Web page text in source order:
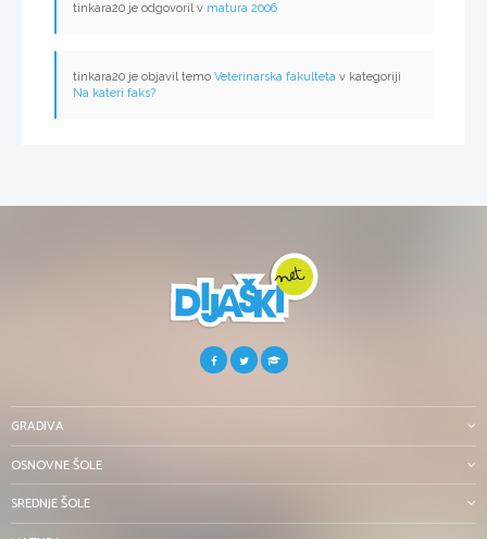
tinkara20 je odgovoril v matura 2006
tinkara20 je objavil temo Veterinarska fakulteta v kategoriji
Na kateri faks?
GRADIVA
OSNOVNE ŠOLE
SREDNJE ŠOLE